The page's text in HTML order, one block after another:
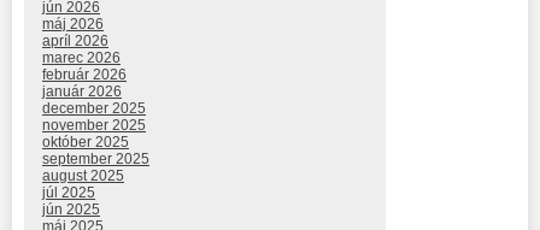
jún 2026
máj 2026
apríl 2026
marec 2026
február 2026
január 2026
december 2025
november 2025
október 2025
september 2025
august 2025
júl 2025
jún 2025